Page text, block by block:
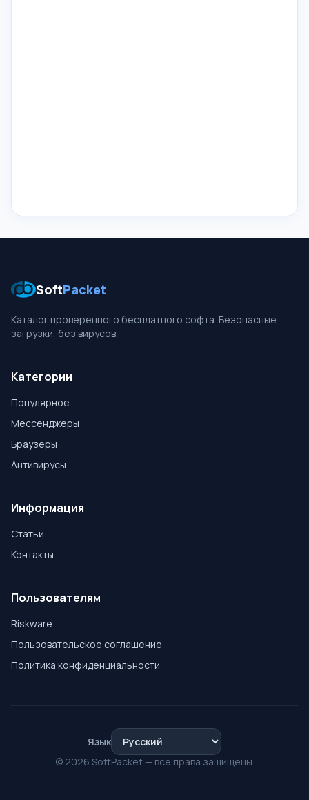
SoftPacket
Каталог проверенного бесплатного софта. Безопасные
загрузки, без вирусов.
Категории
Популярное
Мессенджеры
Браузеры
Антивирусы
Информация
Статьи
Контакты
Пользователям
Riskware
Пользовательское соглашение
Политика конфиденциальности
Язык
© 2026 SoftPacket — все права защищены.